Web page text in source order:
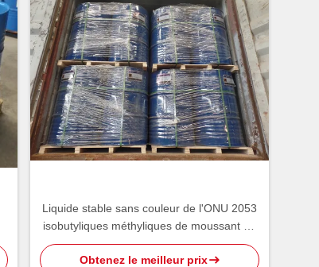
Liquide stable sans couleur de l'ONU 2053
isobutyliques méthyliques de moussant de
Carbinol
Obtenez le meilleur prix